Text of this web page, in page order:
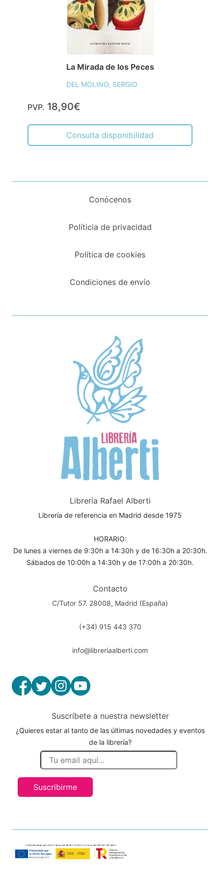
La Mirada de los Peces
DEL MOLINO, SERGIO
PVP. 18,90€
Consulta disponibilidad
Conócenos
Políticia de privacidad
Política de cookies
Condiciones de envío
Librería Rafael Alberti
Librería de referencia en Madrid desde 1975
HORARIO:
De lunes a viernes de 9:30h a 14:30h y de 16:30h a 20:30h.
Sábados de 10:00h a 14:30h y de 17:00h a 20:30h.
Contacto
C/Tutor 57. 28008, Madrid (España)
(+34) 915 443 370
info@libreriaalberti.com
Suscríbete a nuestra newsletter
¿Quieres estar al tanto de las últimas novedades y eventos
de la librería?
Suscribirme